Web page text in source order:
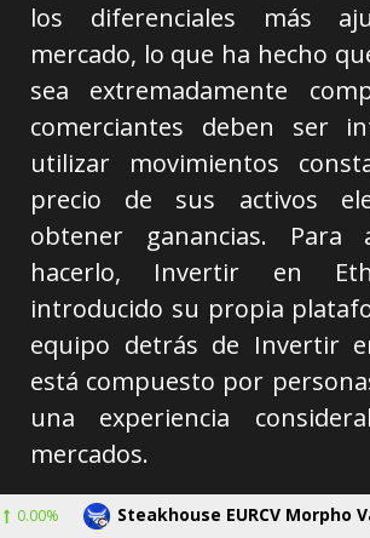
los diferenciales más
mercado, lo que ha hecho
sea extremadamente
comerciantes deben ser
utilizar movimientos
precio de sus activos
obtener ganancias. Para
hacerlo, Invertir en
introducido su propia
equipo detrás de Invertir
está compuesto por
una experiencia
mercados.
Han acumulado sus
Steakhouse EURCV Morpho